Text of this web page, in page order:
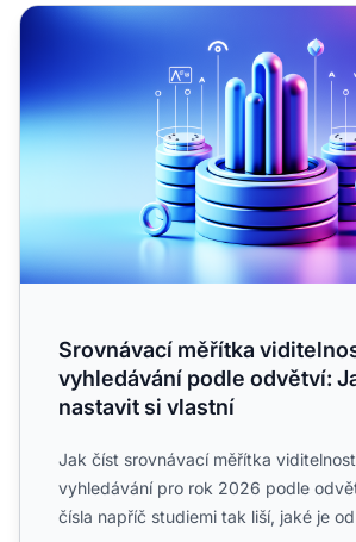
Srovnávací měřítka viditelnosti v AI
Srovnávací měřítka
vyhledávání podle odvětví:
nastavit si vlastní
Jak číst srovnávací měřítka
vyhledávání pro rok 2026 podle
čísla napříč studiemi tak liší, jaké je